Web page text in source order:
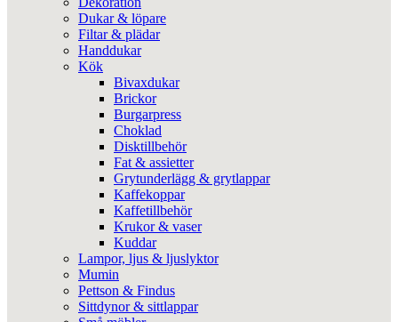
Dukar & löpare
Filtar & plädar
Handdukar
Kök
Bivaxdukar
Brickor
Burgarpress
Choklad
Disktillbehör
Fat & assietter
Grytunderlägg & grytlappar
Kaffekoppar
Kaffetillbehör
Krukor & vaser
Kuddar
Lampor, ljus & ljuslyktor
Mumin
Pettson & Findus
Sittdynor & sittlappar